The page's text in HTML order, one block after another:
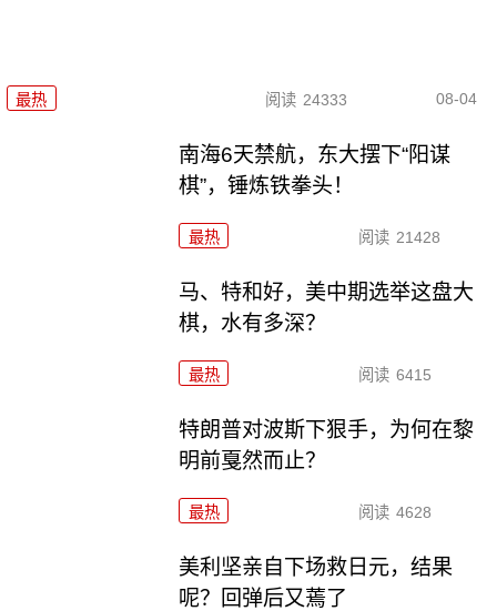
最热 阅读 24333 08-04
南海6天禁航，东大摆下“阳谋
棋”，锤炼铁拳头！
最热 阅读 21428
马、特和好，美中期选举这盘大
棋，水有多深？
最热 阅读 6415
特朗普对波斯下狠手，为何在黎
明前戛然而止？
最热 阅读 4628
美利坚亲自下场救日元，结果
呢？回弹后又蔫了